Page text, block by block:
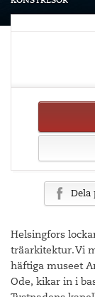
Dela
Helsingfors
träarkitektur. Vi
häftiga museet
Ode, kikar in i